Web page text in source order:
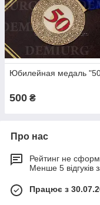
Юбилейная медаль
500 ₴
Про нас
Рейтинг не
Менше 5 відгуків
Працює з